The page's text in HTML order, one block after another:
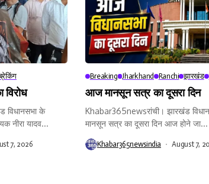
विरोध
विधानसभा के
नीरा यादव...
7, 2026
Breaking Jharkhand Ranchi झारखंड
आज मानसून सत्र का दूसरा दिन
Khabar365newsरांची। झारखंड
मानसून सत्र का दूसरा दिन आज होने जा...
Khabar365newsindia August 7,